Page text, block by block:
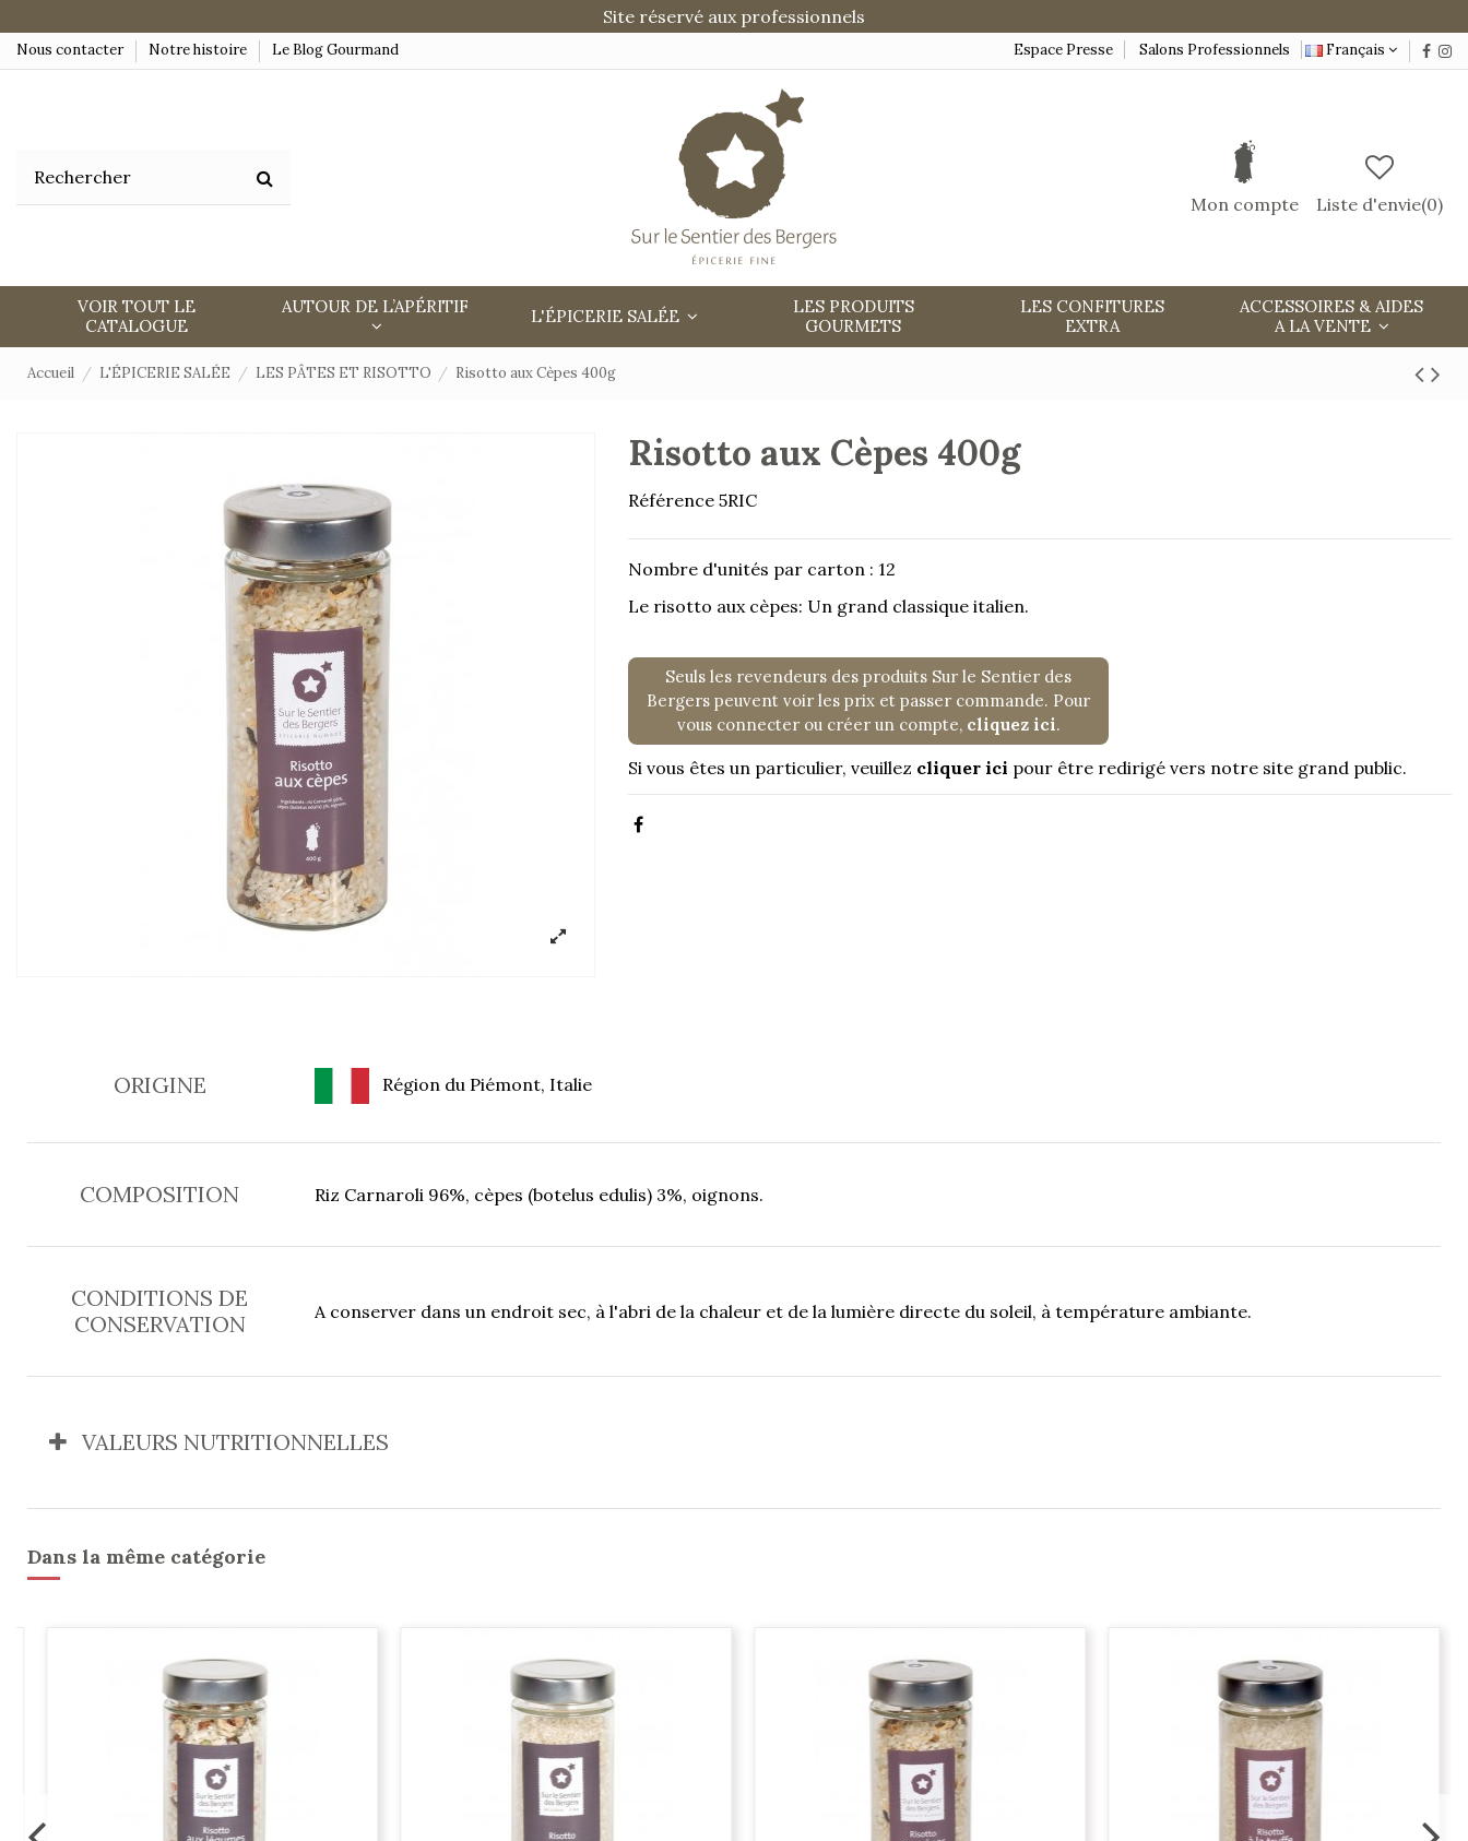
Site réservé aux professionnels
Nous contacter Notre histoire Le Blog Gourmand Espace Presse Salons Professionnels Français
Mon compte Liste d'envie(0)
VOIR TOUT LE
CATALOGUE
AUTOUR DE L’APÉRITIF L'ÉPICERIE SALÉE
LES PRODUITS
GOURMETS
LES CONFITURES
EXTRA
ACCESSOIRES & AIDES
A LA VENTE
Accueil L'ÉPICERIE SALÉE LES PÂTES ET RISOTTO Risotto aux Cèpes 400g
Risotto aux Cèpes 400g
Référence 5RIC
Nombre d'unités par carton : 12
Le risotto aux cèpes: Un grand classique italien.
Seuls les revendeurs des produits Sur le Sentier des
Bergers peuvent voir les prix et passer commande. Pour
vous connecter ou créer un compte, cliquez ici.
Si vous êtes un particulier, veuillez cliquer ici pour être redirigé vers notre site grand public.
ORIGINE Région du Piémont, Italie
COMPOSITION Riz Carnaroli 96%, cèpes (botelus edulis) 3%, oignons.
CONDITIONS DE
CONSERVATION
A conserver dans un endroit sec, à l'abri de la chaleur et de la lumière directe du soleil, à température ambiante.
VALEURS NUTRITIONNELLES
Dans la même catégorie